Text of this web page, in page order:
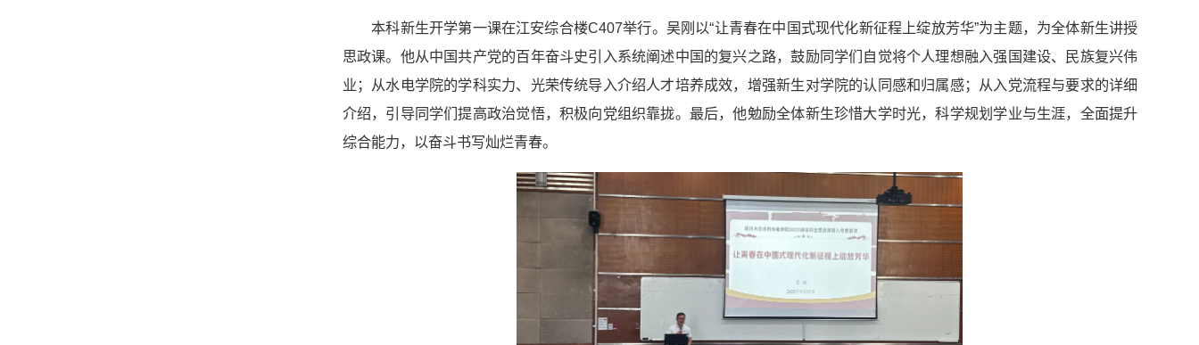
本科新生开学第一课在江安综合楼C407举行。吴刚以“让青春在中国式现代化新征程上绽放芳华”为主题，为全体新生讲授
思政课。他从中国共产党的百年奋斗史引入系统阐述中国的复兴之路，鼓励同学们自觉将个人理想融入强国建设、民族复兴伟
业；从水电学院的学科实力、光荣传统导入介绍人才培养成效，增强新生对学院的认同感和归属感；从入党流程与要求的详细
介绍，引导同学们提高政治觉悟，积极向党组织靠拢。最后，他勉励全体新生珍惜大学时光，科学规划学业与生涯，全面提升
综合能力，以奋斗书写灿烂青春。